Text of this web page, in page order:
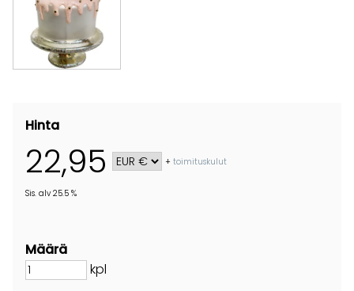
Hinta
22,95 +toimituskulut
Sis. alv 25.5 %
Määrä
kpl